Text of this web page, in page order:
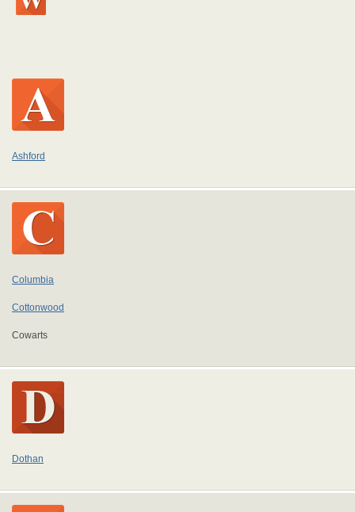
Ashford
Columbia
Cottonwood
Cowarts
Dothan